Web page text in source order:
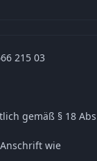
215 03
gemäß § 18
wie